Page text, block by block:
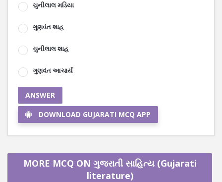
ચુનીલાલ મડિયા
ગુણવંત શાહ
ચુનીલાલ શાહ
ગુણવંત આચાર્ય
ANSWER
DOWNLOAD GUJARATI MCQ APP
MORE MCQ ON ગુજરાતી સાહિત્ય (Gujarati
literature)